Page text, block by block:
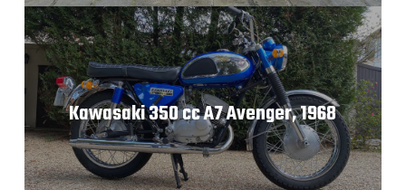
Kawasaki 350 cc A7 Avenger, 1968